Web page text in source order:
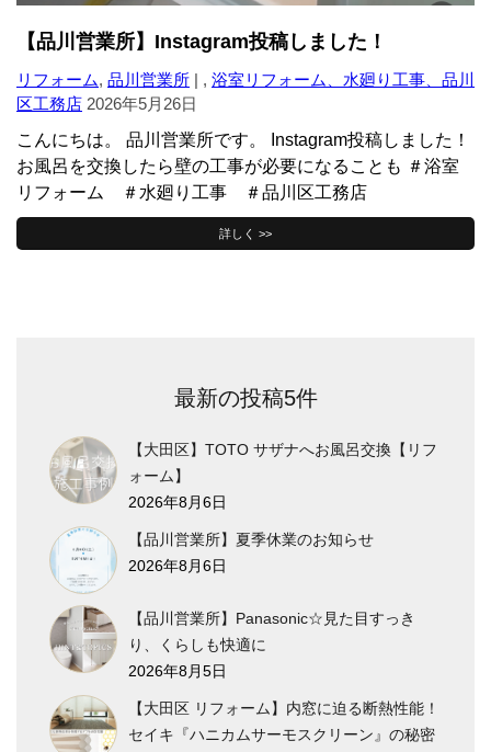
【品川営業所】Instagram投稿しました！
リフォーム, 品川営業所 | , 浴室リフォーム、水廻り工事、品川
区工務店 2026年5月26日
こんにちは。 品川営業所です。 Instagram投稿しました！
お風呂を交換したら壁の工事が必要になることも ＃浴室
リフォーム ＃水廻り工事 ＃品川区工務店
詳しく >>
最新の投稿5件
【大田区】TOTO サザナへお風呂交換【リフ
ォーム】
2026年8月6日
【品川営業所】夏季休業のお知らせ
2026年8月6日
【品川営業所】Panasonic☆見た目すっき
り、くらしも快適に
2026年8月5日
【大田区 リフォーム】内窓に迫る断熱性能！
セイキ『ハニカムサーモスクリーン』の秘密